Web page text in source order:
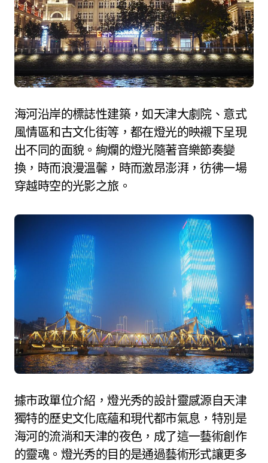
海河沿岸的標誌性建築，如天津大劇院、意式
風情區和古文化街等，都在燈光的映襯下呈現
出不同的面貌。絢爛的燈光隨著音樂節奏變
換，時而浪漫溫馨，時而激昂澎湃，彷彿一場
穿越時空的光影之旅。
據市政單位介紹，燈光秀的設計靈感源自天津
獨特的歷史文化底蘊和現代都市氣息，特別是
海河的流淌和天津的夜色，成了這一藝術創作
的靈魂。燈光秀的目的是通過藝術形式讓更多